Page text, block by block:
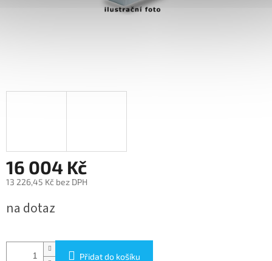
16 004 Kč
13 226,45 Kč bez DPH
cena:
na dotaz
Přidat do košíku